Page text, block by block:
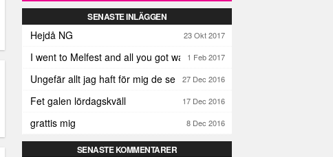
SENASTE INLÄGGEN
Hejdå NG 23 Okt 2017
I went to Melfest and all you got was three lousy selfies
1 Feb 2017
Ungefär allt jag haft för mig de senaste dagarna
27 Dec 2016
Fet galen lördagskväll 17 Dec 2016
grattis mig 8 Dec 2016
SENASTE KOMMENTARER